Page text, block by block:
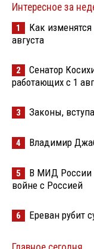
Интересное за
1
Как
августа
2
Сенатор
работающих с 1
3 Законы,
4 Владимир
5
В МИД России
войне с Россией
6 Ереван рубит